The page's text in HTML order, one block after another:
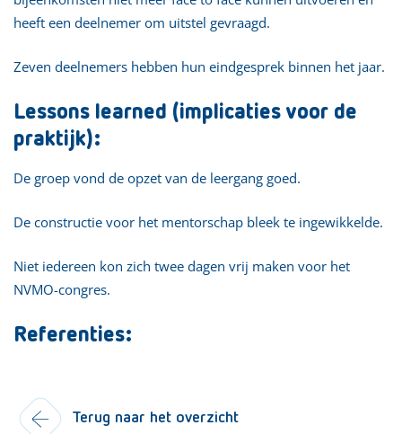
heeft een deelnemer om uitstel gevraagd.
Zeven deelnemers hebben hun eindgesprek binnen het jaar.
Lessons learned (implicaties voor de
praktijk):
De groep vond de opzet van de leergang goed.
De constructie voor het mentorschap bleek te ingewikkelde.
Niet iedereen kon zich twee dagen vrij maken voor het
NVMO-congres.
Referenties:
Terug naar het overzicht